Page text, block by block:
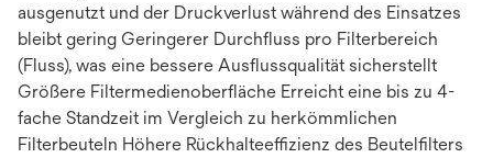
ausgenutzt und der Druckverlust während des Einsatzes
bleibt gering Geringerer Durchfluss pro Filterbereich
(Fluss), was eine bessere Ausflussqualität sicherstellt
Größere Filtermedienoberfläche Erreicht eine bis zu 4-
fache Standzeit im Vergleich zu herkömmlichen
Filterbeuteln Höhere Rückhalteeffizienz des Beutelfilters